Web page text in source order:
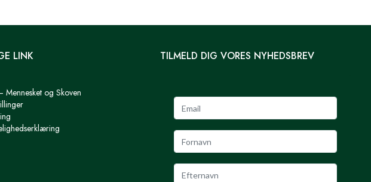
LINK
Mennesket og Skoven
TILMELD DIG VORES NYHEDSBREV